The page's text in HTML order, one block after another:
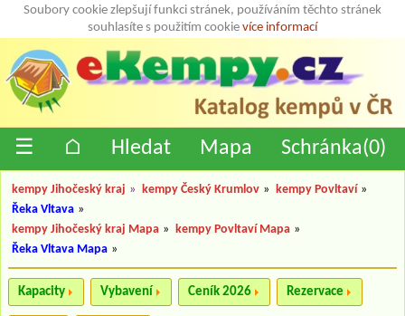
Soubory cookie zlepšují funkci stránek, používáním těchto stránek
souhlasíte s použitím cookie více informací
☰ ⌂ Hledat Mapa Schránka(0)
kempy Jihočeský kraj » kempy Český Krumlov » kempy Povltaví »
Řeka Vltava »
kempy Jihočeský kraj Mapa » kempy Povltaví Mapa »
Řeka Vltava Mapa »
Kapacity Vybavení Ceník 2026 Rezervace